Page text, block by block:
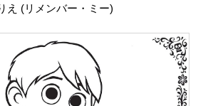
え (リメンバー・ミー)